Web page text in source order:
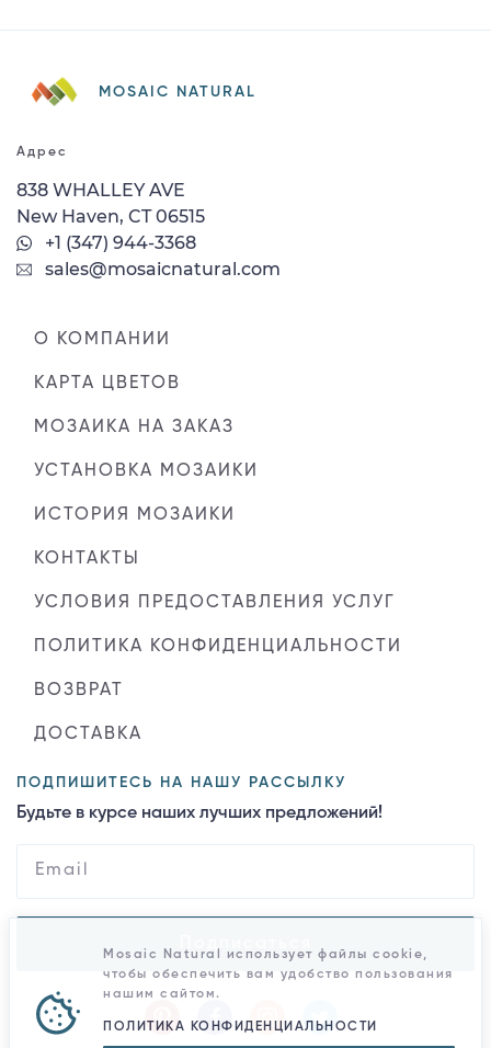
MOSAIC NATURAL
Адрес
838 WHALLEY AVE
New Haven, CT 06515
+1 (347) 944-3368
sales@mosaicnatural.com
О КОМПАНИИ
КАРТА ЦВЕТОВ
МОЗАИКА НА ЗАКАЗ
УСТАНОВКА МОЗАИКИ
ИСТОРИЯ МОЗАИКИ
КОНТАКТЫ
УСЛОВИЯ ПРЕДОСТАВЛЕНИЯ УСЛУГ
ПОЛИТИКА КОНФИДЕНЦИАЛЬНОСТИ
ВОЗВРАТ
ДОСТАВКА
ПОДПИШИТЕСЬ НА НАШУ РАССЫЛКУ
Будьте в курсе наших лучших предложений!
Mosaic Natural использует файлы cookie,
чтобы обеспечить вам удобство пользования
нашим сайтом.
ПОЛИТИКА КОНФИДЕНЦИАЛЬНОСТИ